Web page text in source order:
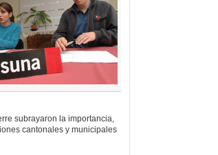
subrayaron la importancia,
cantonales y municipales